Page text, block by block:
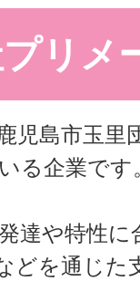
リメ
児島市玉里
る企業です
達や特性に
どを通じた